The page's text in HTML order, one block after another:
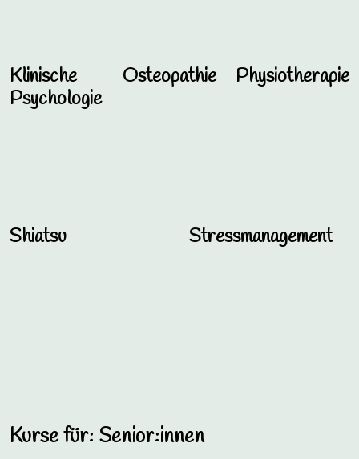
Klinische
Psychologie
Osteopathie Physiotherapie
Shiatsu Stressmanagement
Kurse für: Senior:innen